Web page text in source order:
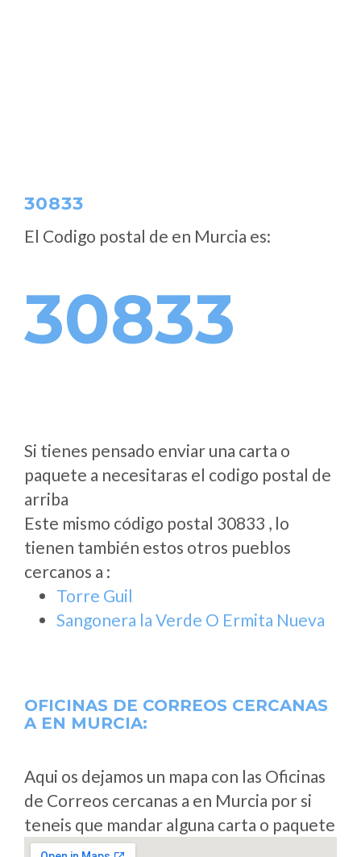
30833
El Codigo postal de en Murcia es:
30833
Si tienes pensado enviar una carta o
paquete a necesitaras el codigo postal de
arriba
Este mismo código postal 30833 , lo
tienen también estos otros pueblos
cercanos a :
Torre Guil
Sangonera la Verde O Ermita Nueva
OFICINAS DE CORREOS CERCANAS
A EN MURCIA:
Aqui os dejamos un mapa con las Oficinas
de Correos cercanas a en Murcia por si
teneis que mandar alguna carta o paquete